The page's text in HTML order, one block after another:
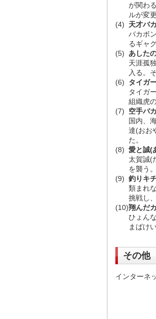
が関わ
ルが変
(4)
天才バ
バカボ
るギャ
(5)
あした
天涯孤
入る。
(6)
タイガ
タイガ
組織虎
(7)
空手バ
国内、
達(おお
た。
(8) 愛と誠(
太賀誠(
を襲う
(9) 釣りキ
類まれ
挑戦し
(10)翔んだ
ひょん
まばけ
その他
インターネ